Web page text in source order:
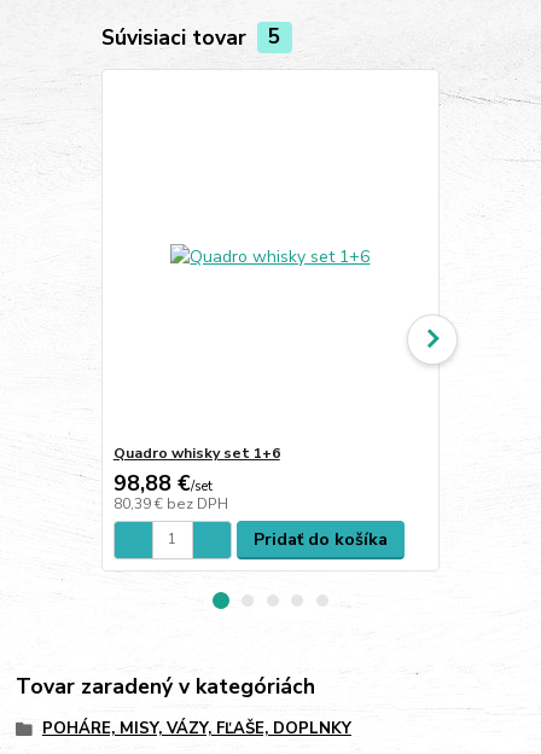
Súvisiaci tovar 5
Quadro whisky set 1+6
98,88 €/set
80,39 € bez DPH
Pridať do košíka
Tovar zaradený v kategóriách
POHÁRE, MISY, VÁZY, FĽAŠE, DOPLNKY